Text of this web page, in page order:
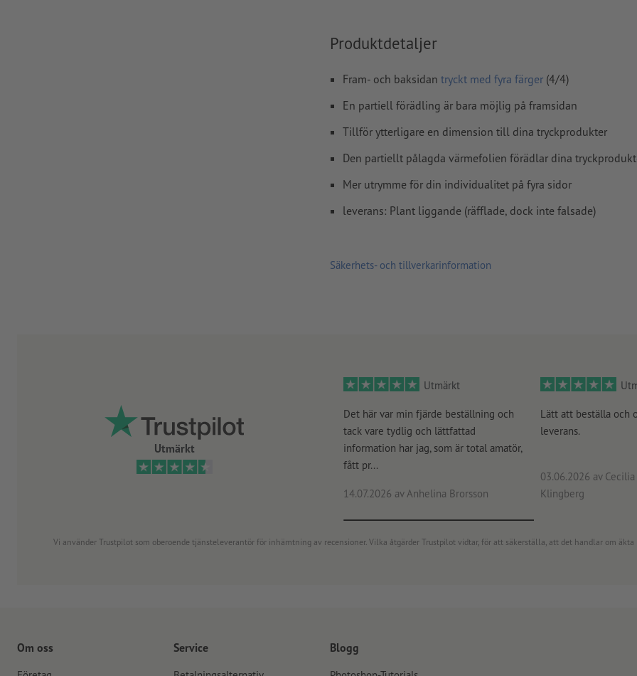
Upplösning:300 dpi
till slutformatet
teckensnitt måste våra fullständigt inbäddade eller
kurvor
färgläge:CMYK, FOGRA51 (PSO Coated v3) för bestruket
Produktdetaljer
Fram- och baksidan tryckt med fyra färger (4/4)
En partiell förädling är bara möjlig på framsidan
Tillför ytterligare en dimension till dina tryckprodukter
Den partiellt pålagda värmefolien förädlar dina
Mer utrymme för din individualitet på fyra sidor
leverans: Plant liggande (räfflade, dock inte falsade)
Säkerhets- och tillverkarinformation
Utmärkt
Utmärkt
Det här var min fjärde beställning och
tack vare tydlig och lättfattad
information har jag, som är total amatör,
fått pr...
14.07.2026 av Anhelina Brorsson
Lätt att beställa och
leverans.
03.06.2026 av
Klingberg
Vi använder Trustpilot som oberoende tjänsteleverantör för inhämtning av recensioner. Vilka åtgärder Trustpilot vidtar, för att säkerställa, att det handlar om äkta
Om oss Service Blogg